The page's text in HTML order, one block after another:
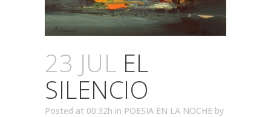
23 JUL EL
SILENCIO
Posted at 00:32h in POESIA EN LA NOCHE by